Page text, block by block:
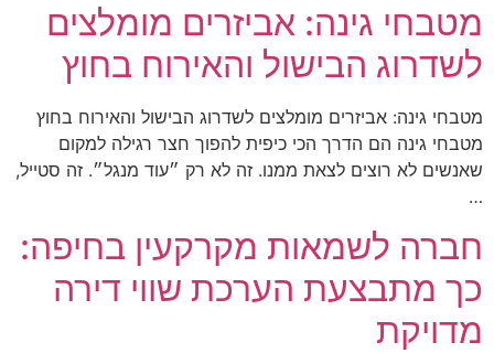
מטבחי גינה: אביזרים מומלצים
לשדרוג הבישול והאירוח בחוץ
מטבחי גינה: אביזרים מומלצים לשדרוג הבישול והאירוח בחוץ
מטבחי גינה הם הדרך הכי כיפית להפוך חצר רגילה למקום
שאנשים לא רוצים לצאת ממנו. זה לא רק ״עוד מנגל״. זה סטייל,
…
חברה לשמאות מקרקעין בחיפה:
כך מתבצעת הערכת שווי דירה
מדויקת